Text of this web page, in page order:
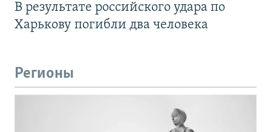
В результате российского удара по
Харькову погибли два человека
Регионы